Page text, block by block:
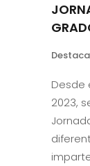
Desde
2023,